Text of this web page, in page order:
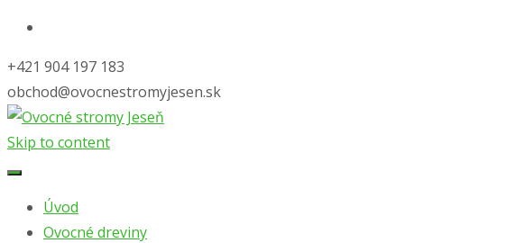
+421 904 197 183
obchod@ovocnestromyjesen.sk
Skip to content
Úvod
Ovocné dreviny